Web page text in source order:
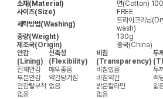
소재(Material)
면(Cotton)
사이즈(Size)
FREE
세탁방법(Washing)
드라이크리닝
wash)
중량(Weight)
130g
제조국(Origin)
중국(China)
안감
(Lining)
신축성
(Flexibility)
비침
(Transparency)
두
전체안감
매우좋음 비침있음 두
부분안감
약간당겨짐 비침약간 적
안감탈부착 없음 밝은칼라만 얇
없음
없음